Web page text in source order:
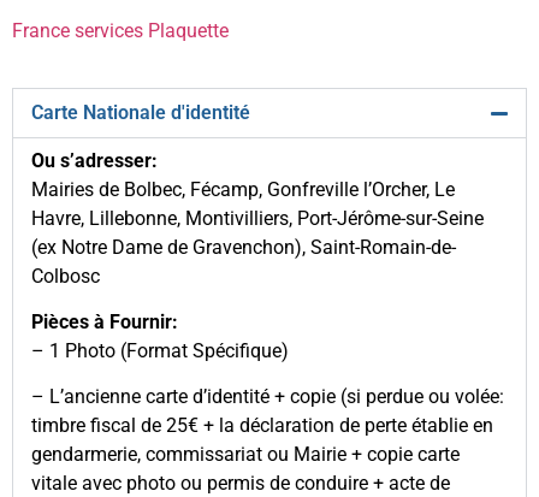
France services Plaquette
Carte Nationale d'identité
Ou s’adresser:
Mairies de Bolbec, Fécamp, Gonfreville l’Orcher, Le
Havre, Lillebonne, Montivilliers, Port-Jérôme-sur-Seine
(ex Notre Dame de Gravenchon), Saint-Romain-de-
Colbosc
Pièces à Fournir:
– 1 Photo (Format Spécifique)
– L’ancienne carte d’identité + copie (si perdue ou volée:
timbre fiscal de 25€ + la déclaration de perte établie en
gendarmerie, commissariat ou Mairie + copie carte
vitale avec photo ou permis de conduire + acte de